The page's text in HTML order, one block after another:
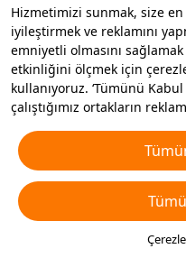
Hizmetimizi sunmak, size
iyileştirmek ve reklamını
emniyetli olmasını
etkinliğini ölçmek için
kullanıyoruz. ‘Tümünü
çalıştığımız ortakların
Ayrıca, temel olmayan
aşağıdaki ’Çerezleri
ayarlarınızda istediğiniz
etmek veya devre dışı
fazla detay içinÇerezler ve